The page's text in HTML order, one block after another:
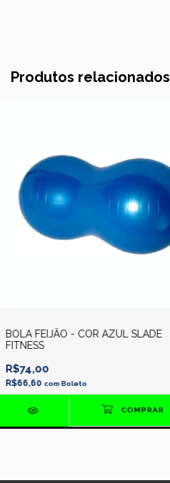
Produtos relacionados
BOLA FEIJÃO - COR AZUL SLADE
FITNESS
R$74,00
R$66,60 com Boleto